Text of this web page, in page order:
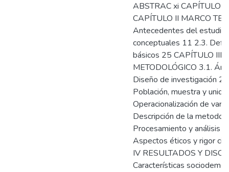
ABSTRAC xi CAPÍTULO I
CAPÍTULO II MARCO
Antecedentes del estudio
conceptuales 11 2.3.
básicos 25 CAPÍTULO III
METODOLÓGICO 3.1.
Diseño de investigación
Población, muestra y
Operacionalización de
Descripción de la
Procesamiento y análisis
Aspectos éticos y rigor
IV RESULTADOS Y
Características